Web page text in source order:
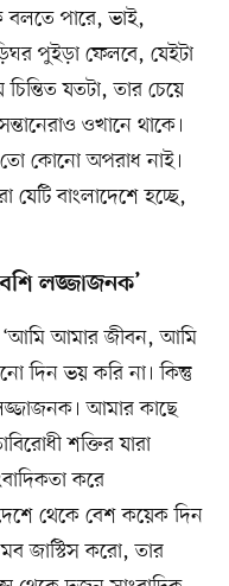
বলতে পারে, ভাই,
পুইড়া ফেলবে, যেইটা
যতটা, তার চেয়ে
ওখানে থাকে।
তো কোনো অপরাধ নাই।
যেটি বাংলাদেশে হচ্ছে,
লজ্জাজনক’
আমার জীবন, আমি
দিন ভয় করি না। কিন্তু
আমার কাছে
শক্তির যারা
করে
থেকে বেশ কয়েক দিন
জাস্টিস করো, তার